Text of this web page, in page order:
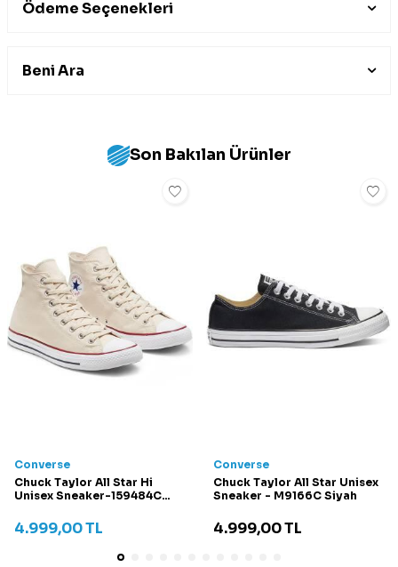
Ödeme Seçenekleri
Beni Ara
Son Bakılan Ürünler
Converse
Chuck Taylor All Star Hi
Unisex Sneaker-159484C
4.999,00TL
Converse
Chuck Taylor All Star Unisex
Sneaker - M9166C Siyah
4.999,00TL